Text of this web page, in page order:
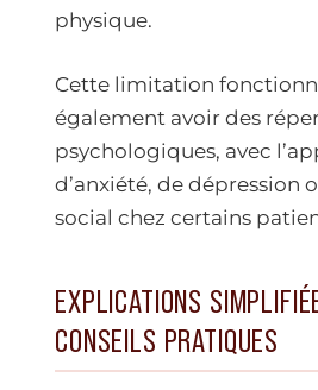
physique.
Cette limitation
également avoir des
psychologiques, avec
d’anxiété, de dépression
social chez certains
EXPLICATIONS
CONSEILS PRATIQUES